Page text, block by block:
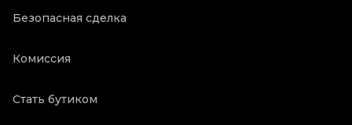
Безопасная сделка
Комиссия
Стать бутиком